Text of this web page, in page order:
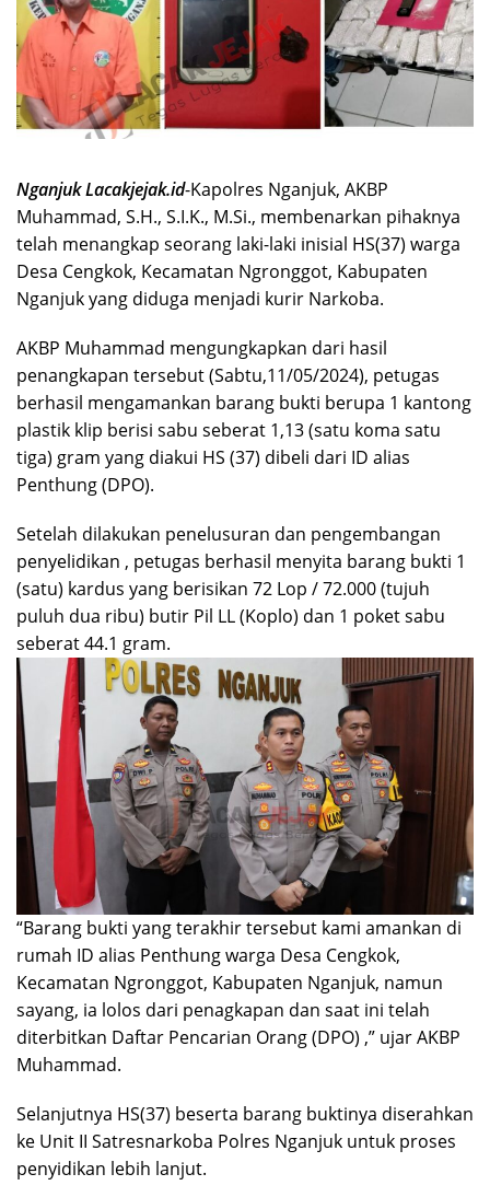
Nganjuk Lacakjejak.id-Kapolres Nganjuk, AKBP
Muhammad, S.H., S.I.K., M.Si., membenarkan pihaknya
telah menangkap seorang laki-laki inisial HS(37) warga
Desa Cengkok, Kecamatan Ngronggot, Kabupaten
Nganjuk yang diduga menjadi kurir Narkoba.
AKBP Muhammad mengungkapkan dari hasil
penangkapan tersebut (Sabtu,11/05/2024), petugas
berhasil mengamankan barang bukti berupa 1 kantong
plastik klip berisi sabu seberat 1,13 (satu koma satu
tiga) gram yang diakui HS (37) dibeli dari ID alias
Penthung (DPO).
Setelah dilakukan penelusuran dan pengembangan
penyelidikan , petugas berhasil menyita barang bukti 1
(satu) kardus yang berisikan 72 Lop / 72.000 (tujuh
puluh dua ribu) butir Pil LL (Koplo) dan 1 poket sabu
seberat 44.1 gram.
“Barang bukti yang terakhir tersebut kami amankan di
rumah ID alias Penthung warga Desa Cengkok,
Kecamatan Ngronggot, Kabupaten Nganjuk, namun
sayang, ia lolos dari penagkapan dan saat ini telah
diterbitkan Daftar Pencarian Orang (DPO) ,” ujar AKBP
Muhammad.
Selanjutnya HS(37) beserta barang buktinya diserahkan
ke Unit II Satresnarkoba Polres Nganjuk untuk proses
penyidikan lebih lanjut.